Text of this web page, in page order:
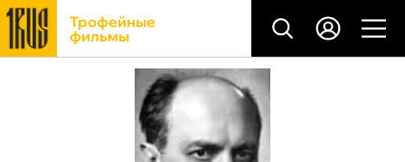
Трофейные
фильмы